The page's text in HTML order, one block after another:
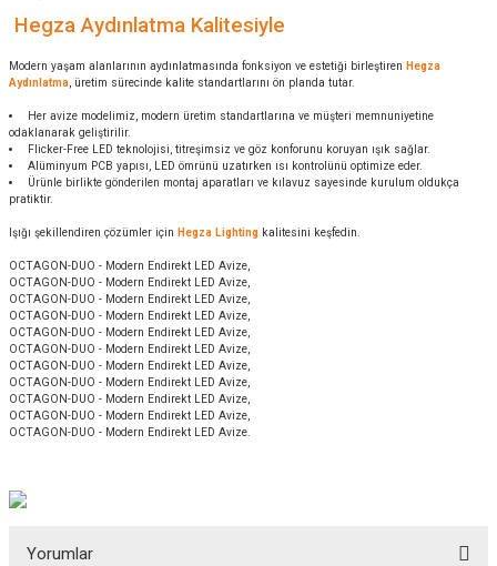
Hegza Aydınlatma Kalitesiyle
Modern yaşam alanlarının aydınlatmasında fonksiyon ve estetiği birleştiren Hegza
Aydınlatma , üretim sürecinde kalite standartlarını ön planda tutar.
Her avize modelimiz, modern üretim standartlarına ve müşteri memnuniyetine
odaklanarak geliştirilir.
Flicker-Free LED teknolojisi, titreşimsiz ve göz konforunu koruyan ışık sağlar.
Alüminyum PCB yapısı, LED ömrünü uzatırken ısı kontrolünü optimize eder.
Ürünle birlikte gönderilen montaj aparatları ve kılavuz sayesinde kurulum oldukça
pratiktir.
Işığı şekillendiren çözümler için Hegza Lighting kalitesini keşfedin.
OCTAGON-DUO - Modern Endirekt LED Avize,
OCTAGON-DUO - Modern Endirekt LED Avize,
OCTAGON-DUO - Modern Endirekt LED Avize,
OCTAGON-DUO - Modern Endirekt LED Avize,
OCTAGON-DUO - Modern Endirekt LED Avize,
OCTAGON-DUO - Modern Endirekt LED Avize,
OCTAGON-DUO - Modern Endirekt LED Avize,
OCTAGON-DUO - Modern Endirekt LED Avize,
OCTAGON-DUO - Modern Endirekt LED Avize,
OCTAGON-DUO - Modern Endirekt LED Avize,
OCTAGON-DUO - Modern Endirekt LED Avize.
Yorumlar